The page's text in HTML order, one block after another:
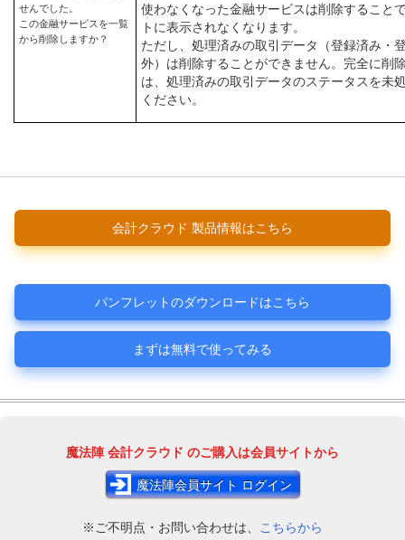
せんでした。
この金融サービスを一覧
から削除しますか？
使わなくなった金融サービスは削除すること
トに表示されなくなります。
ただし、処理済みの取引データ（登録済み・
外）は削除することができません。完全に削
は、処理済みの取引データのステータスを未
ください。
会計クラウド 製品情報はこちら
パンフレットのダウンロードはこちら
まずは無料で使ってみる
魔法陣 会計クラウド のご購入は会員サイトから
魔法陣会員サイト ログイン
※ご不明点・お問い合わせは、 こちらから